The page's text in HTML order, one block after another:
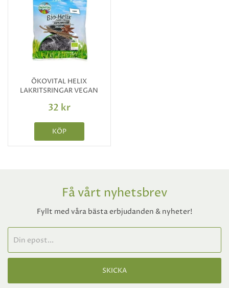
ÖKOVITAL HELIX
LAKRITSRINGAR VEGAN
32 kr
KÖP
Få vårt nyhetsbrev
Fyllt med våra bästa erbjudanden & nyheter!
SKICKA